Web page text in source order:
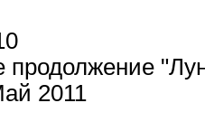
продолжение
2011